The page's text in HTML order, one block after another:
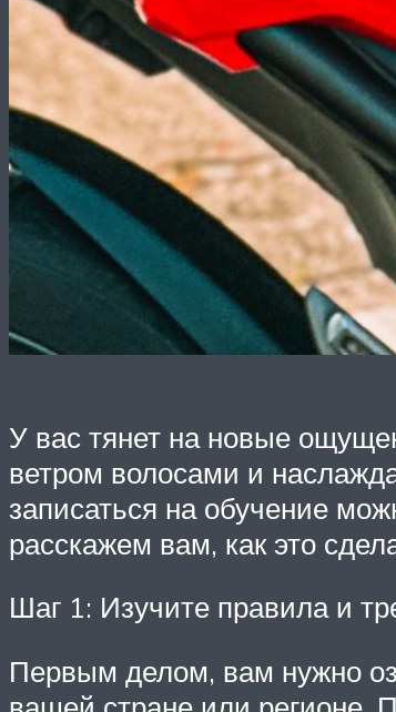
У вас тянет на новые
ветром волосами и
записаться на обучение
расскажем вам, как это
Шаг 1: Изучите правила и
Первым делом, вам нужно